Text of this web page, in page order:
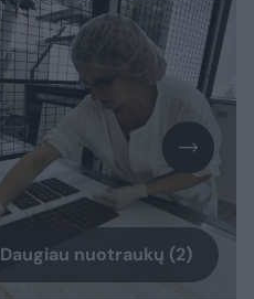
Daugiau nuotraukų (2)